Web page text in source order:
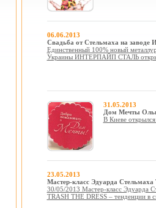
06.06.2013
Свадьба от Стельмаха на
Единственный 100% новый
Украины ИНТЕРПАЙП СТАЛЬ
31.05.2013
Дом Мечты
В Киеве
23.05.2013
Мастер-класс Эдуарда Стельмаха
30/05/2013 Мастер-класс Эдуарда
TRASH THE DRESS – тенденции в